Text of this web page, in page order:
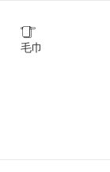

毛巾